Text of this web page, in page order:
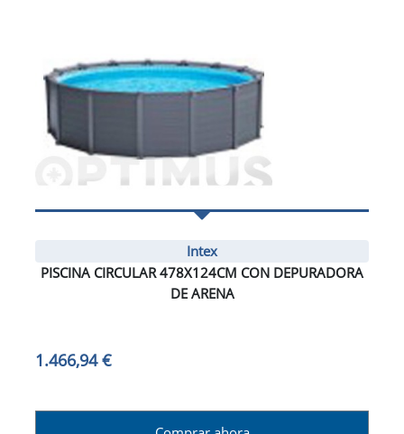
Intex
PISCINA CIRCULAR 478X124CM CON DEPURADORA
DE ARENA
1.466,94 €